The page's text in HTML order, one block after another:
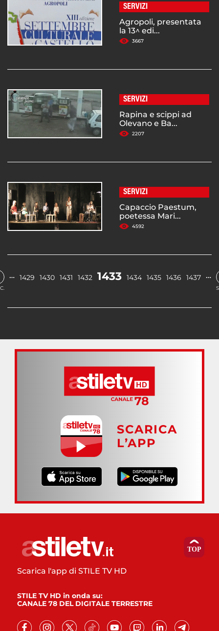
SERVIZI
Agropoli, presentata
la 13^ edi...
3667
SERVIZI
Rapina e scippi ad
Olevano e Ba...
2207
SERVIZI
Capaccio Paestum,
poetessa Mari...
4592
… 1429 1430 1431 1432 1433 1434 1435 1436 1437 …
SCARICA
L’APP
Scarica l'app di STILE TV HD
STILE TV HD in onda su:
CANALE 78 DEL DIGITALE TERRESTRE